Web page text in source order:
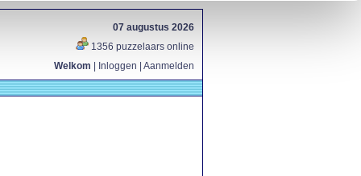
07 augustus 2026
1356 puzzelaars online
Welkom
Inloggen Aanmelden